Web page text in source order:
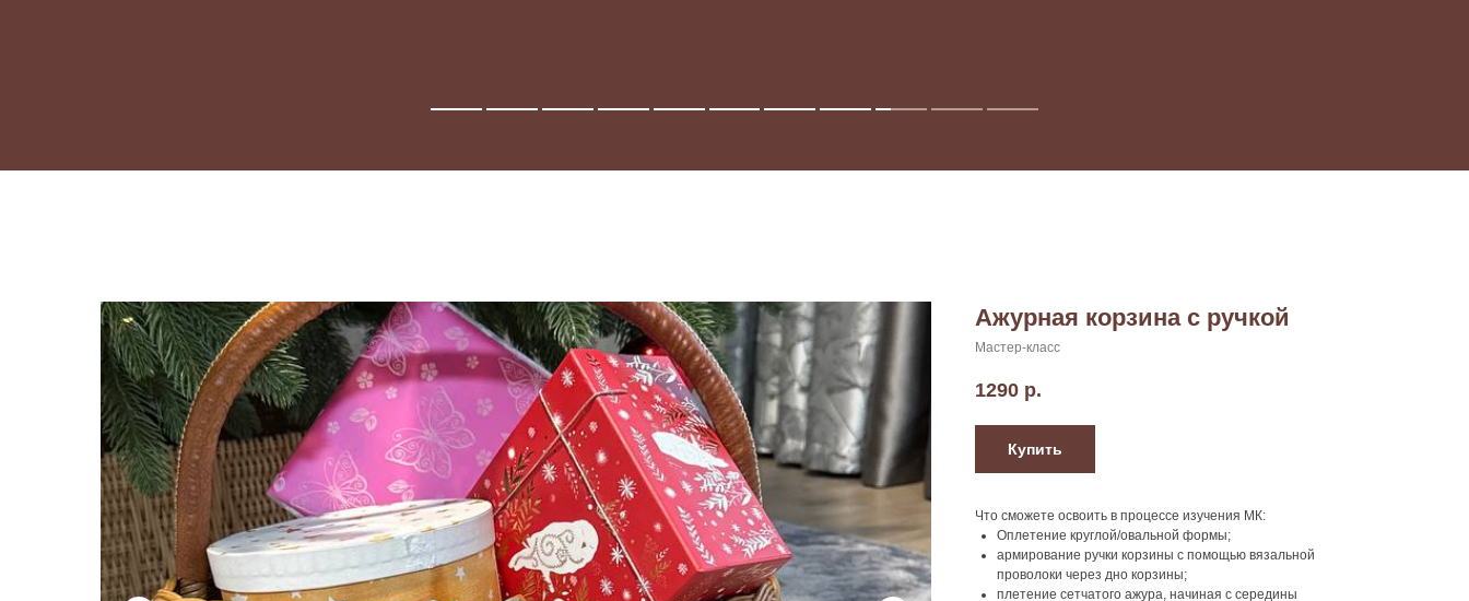
Ажурная корзина с ручкой
Мастер-класс
1290 р.
Купить
Что сможете освоить в процессе изучения МК:
Оплетение круглой/овальной формы;
армирование ручки корзины с помощью вязальной
проволоки через дно корзины;
плетение сетчатого ажура, начиная с середины